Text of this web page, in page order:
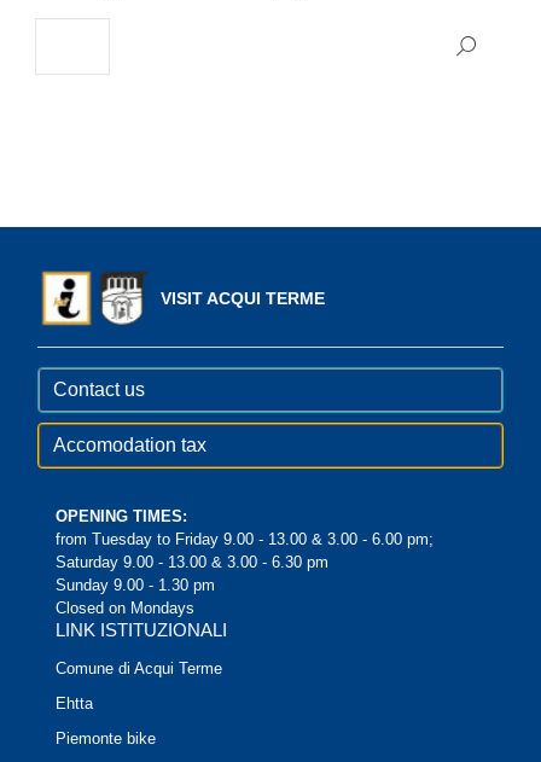
VISIT ACQUI TERME
Contact us
Accomodation tax
OPENING TIMES:
from Tuesday to Friday 9.00 - 13.00 & 3.00 - 6.00 pm;
Saturday 9.00 - 13.00 & 3.00 - 6.30 pm
Sunday 9.00 - 1.30 pm
Closed on Mondays
LINK ISTITUZIONALI
Comune di Acqui Terme
Ehtta
Piemonte bike